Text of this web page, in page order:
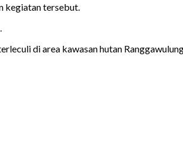
kegiatan tersebut.
di area kawasan hutan